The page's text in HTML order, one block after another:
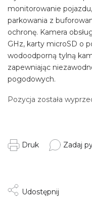
Pozycja została
monitorowanie
parkowania z
ochronę. Kamera
GHz, karty microSD o
wodoodporną tylną
zapewniając
pogodowych.
Druk Zadaj
Udostępnij